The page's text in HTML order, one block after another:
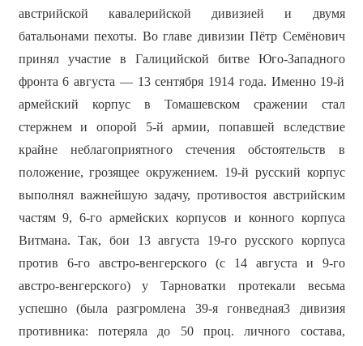
австрийской кавалерийской дивизией и двумя
батальонами пехоты. Во главе дивизии Пётр Семёнович
принял участие в Галицийской битве Юго-Западного
фронта 6 августа — 13 сентября 1914 года. Именно 19-й
армейский корпус в Томашевском сражении стал
стержнем и опорой 5-й армии, попавшей вследствие
крайне неблагоприятного стечения обстоятельств в
положение, грозящее окружением. 19-й русский корпус
выполнял важнейшую задачу, противостоя австрийским
частям 9, 6-го армейских корпусов и конного корпуса
Витмана. Так, бои 13 августа 19-го русского корпуса
против 6-го австро-венгерского (с 14 августа и 9-го
австро-венгерского) у Тарноватки протекали весьма
успешно (была разгромлена 39-я гонведная3 дивизия
противника: потеряла до 50 проц. личного состава,